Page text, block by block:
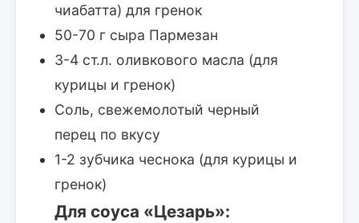
чиабатта) для гренок
50-70 г сыра Пармезан
3-4 ст.л. оливкового масла (для
курицы и гренок)
Соль, свежемолотый черный
перец по вкусу
1-2 зубчика чеснока (для курицы и
гренок)
Для соуса «Цезарь»: